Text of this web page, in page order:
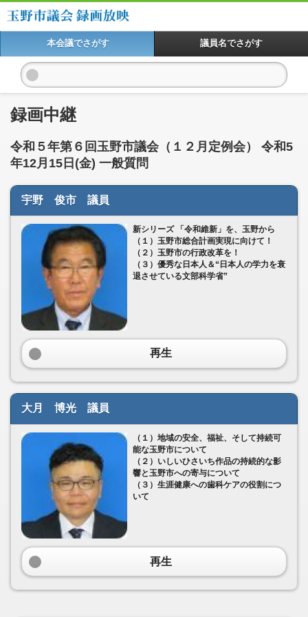
本会議でさがす 議員名でさがす
録画中継
令和５年第６回玉野市議会（１２月定例会） 令和5
年12月15日(金) 一般質問
宇野 俊市 議員
新シリーズ 「令和維新」を、玉野から
（１）玉野市総合計画実現に向けて！
（２）玉野市の行政改革を！
（３）優秀な日本人＆“日本人の学力を衰
退させている文部科学省”
再生
大月 博光 議員
（１）地域の安全、福祉、そして持続可
能な玉野市について
（２）いしいひさいち作品の持続的な影
響と玉野市への寄与について
（３）生涯健康への歯科ケアの役割につ
いて
再生